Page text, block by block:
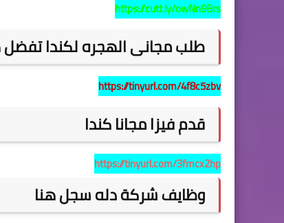
https://cutt.ly/owNn9Brs
طلب مجانى الهجره لكندا تفضل
https://tinyurl.com/4f8c5zbv
قدم فيزا مجانا كندا
https://tinyurl.com/3fmcx2hp
وظايف شركة دله سجل هنا